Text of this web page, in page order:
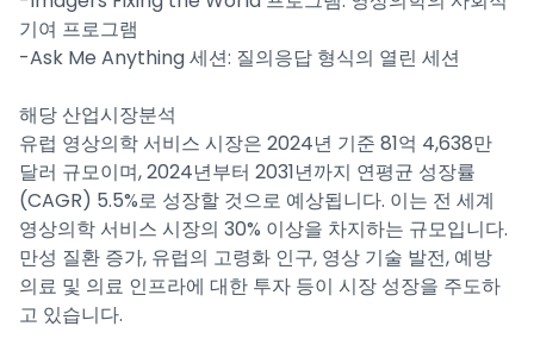
기여 프로그램
-Ask Me Anything 세션: 질의응답 형식의 열린 세션
해당 산업시장분석
유럽 영상의학 서비스 시장은 2024년 기준 81억 4,638만
달러 규모이며, 2024년부터 2031년까지 연평균 성장률
(CAGR) 5.5%로 성장할 것으로 예상됩니다. 이는 전 세계
영상의학 서비스 시장의 30% 이상을 차지하는 규모입니다.
만성 질환 증가, 유럽의 고령화 인구, 영상 기술 발전, 예방
의료 및 의료 인프라에 대한 투자 등이 시장 성장을 주도하
고 있습니다.